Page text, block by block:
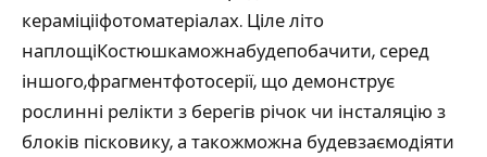
кераміцііфотоматеріалах. Ціле літо
наплощіКостюшкаможнабудепобачити, серед
іншого,фрагментфотосерії, що демонструє
рослинні релікти з берегів річок чи інсталяцію з
блоків пісковику, а такожможна будевзаємодіяти